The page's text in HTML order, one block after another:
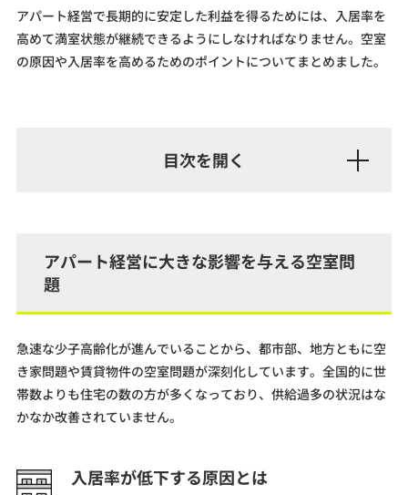
アパート経営で長期的に安定した利益を得るためには、入居率を
高めて満室状態が継続できるようにしなければなりません。空室
の原因や入居率を高めるためのポイントについてまとめました。
アパート経営に大きな影響を与える空室問
題
急速な少子高齢化が進んでいることから、都市部、地方ともに空
き家問題や賃貸物件の空室問題が深刻化しています。全国的に世
帯数よりも住宅の数の方が多くなっており、供給過多の状況はな
かなか改善されていません。
入居率が低下する原因とは